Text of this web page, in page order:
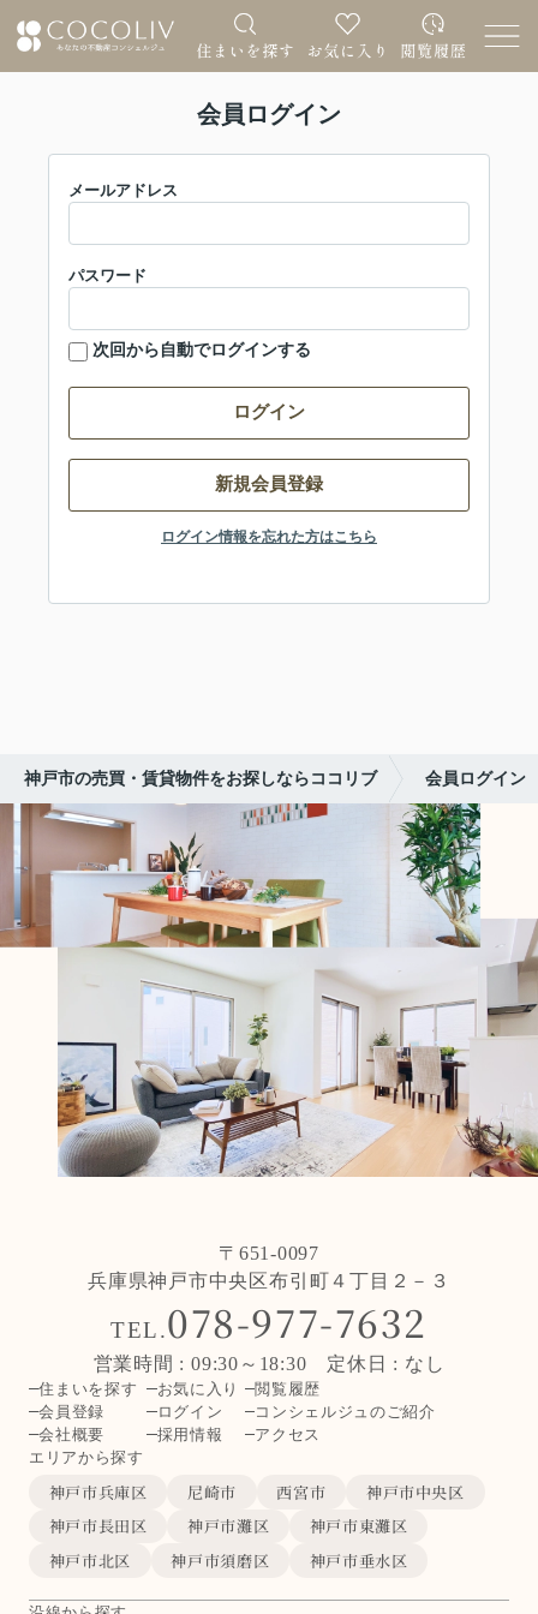
会員ログイン
メールアドレス
パスワード
次回から自動でログインする
ログイン
新規会員登録
ログイン情報を忘れた方はこちら
神戸市の売買・賃貸物件をお探しならココリブ 会員ログイン
〒651-0097
兵庫県神戸市中央区布引町４丁目２－３
TEL.078-977-7632
営業時間 : 09:30～18:30 定休日 : なし
住まいを探す お気に入り
閲覧履歴
会員登録
ログイン
コンシェルジュのご紹介
会社概要
採用情報
アクセス
エリアから探す
神戸市兵庫区 尼崎市 西宮市
神戸市中央区
神戸市長田区
神戸市灘区
神戸市東灘区
神戸市北区
神戸市須磨区 神戸市垂水区